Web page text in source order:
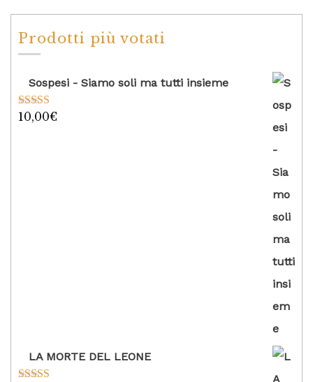
Prodotti più votati
Sospesi - Siamo soli ma tutti insieme
Valutato
10,00€
LA MORTE DEL LEONE